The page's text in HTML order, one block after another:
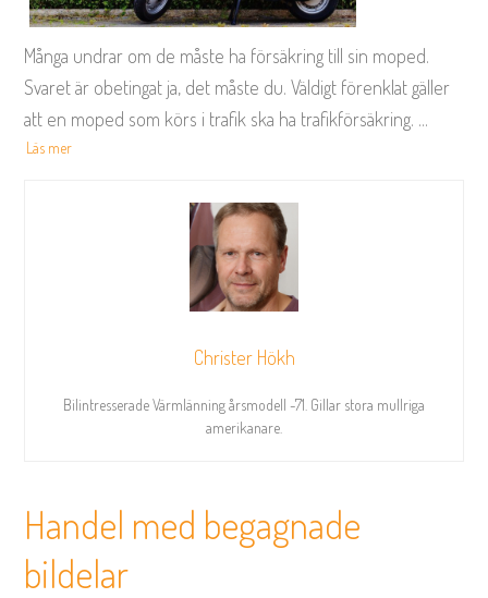
Många undrar om de måste ha försäkring till sin moped.
Svaret är obetingat ja, det måste du. Väldigt förenklat gäller
att en moped som körs i trafik ska ha trafikförsäkring. ...
Läs mer
Christer Hökh
Bilintresserade Värmlänning årsmodell -71. Gillar stora mullriga
amerikanare.
Handel med begagnade
bildelar